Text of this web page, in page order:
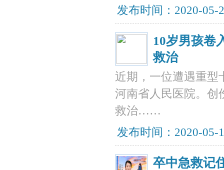
发布时间：2020-
10岁男孩卷
救治
近期，一位遭遇重型
河南省人民医院。创
救治……
发布时间：2020-
卒中急救记